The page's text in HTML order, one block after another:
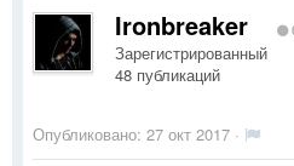
Ironbreaker
Зарегистрированный
48 публикаций
Опубликовано: 27 окт 2017 ·